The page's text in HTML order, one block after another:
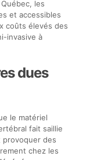
les
et accessibles
coûts élevés des
invasive à
dues
le matériel
fait saillie
provoquer des
chez les